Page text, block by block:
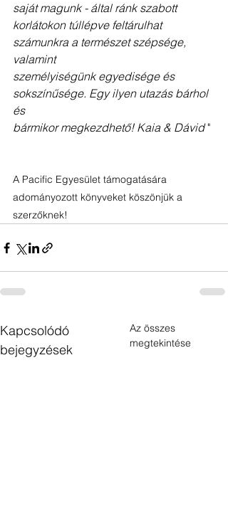
saját magunk - által ránk szabott
korlátokon túllépve feltárulhat
számunkra a természet szépsége,
valamint
személyiségünk egyedisége és
sokszínűsége. Egy ilyen utazás bárhol
és
bármikor megkezdhető! Kaia & Dávid "
A Pacific Egyesület támogatására
adományozott könyveket köszönjük a
szerzőknek!
Kapcsolódó
bejegyzések
Az összes
megtekintése